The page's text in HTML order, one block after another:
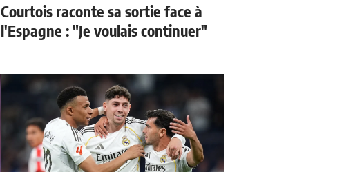
Courtois raconte sa sortie face à
l'Espagne : "Je voulais continuer"